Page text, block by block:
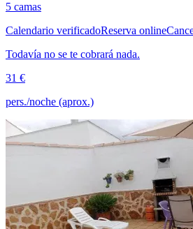
5 camas
Calendario verificadoReserva online
Todavía no se te cobrará nada.
31 €
pers./noche (aprox.)